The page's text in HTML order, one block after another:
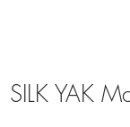
SILK YAK